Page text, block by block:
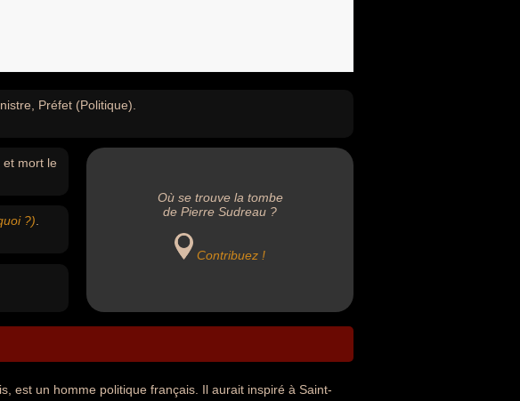
Préfet (Politique).
et mort le
?)
Où se trouve la tombe
de Pierre Sudreau ?
Contribuez !
est un homme politique français. Il aurait inspiré à Saint-